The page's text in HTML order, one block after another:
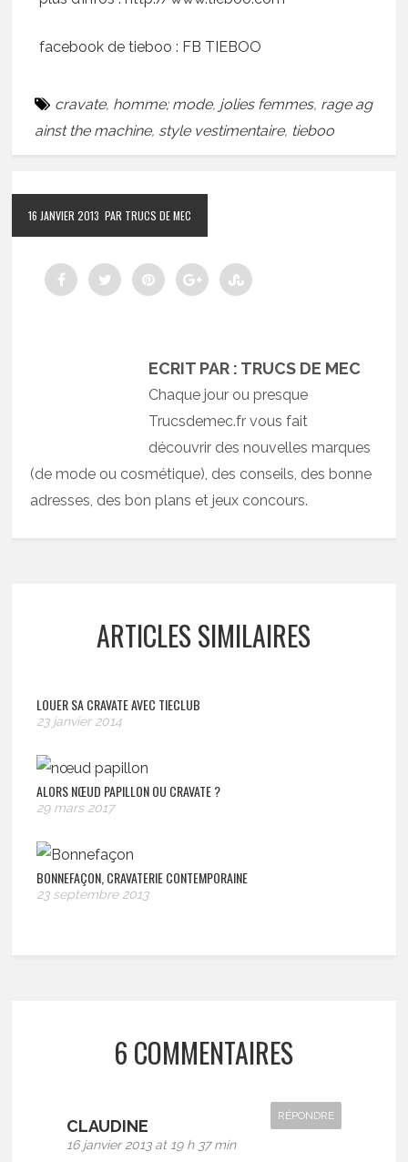
facebook de tieboo : FB TIEBOO
cravate, homme; mode, jolies femmes, rage ag
ainst the machine, style vestimentaire, tieboo
16 JANVIER 2013 PAR TRUCS DE MEC
ECRIT PAR : TRUCS DE MEC
Chaque jour ou presque
Trucsdemec.fr vous fait
découvrir des nouvelles marques
(de mode ou cosmétique), des conseils, des bonne
adresses, des bon plans et jeux concours.
ARTICLES SIMILAIRES
LOUER SA CRAVATE AVEC TIECLUB
23 janvier 2014
ALORS NŒUD PAPILLON OU CRAVATE ?
29 mars 2017
BONNEFAÇON, CRAVATERIE CONTEMPORAINE
23 septembre 2013
6 COMMENTAIRES
CLAUDINE
16 janvier 2013 at 19 h 37 min
RÉPONDRE